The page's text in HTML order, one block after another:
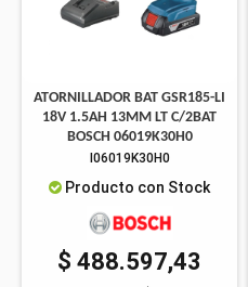
ATORNILLADOR BAT GSR185-LI
18V 1.5AH 13MM LT C/2BAT
BOSCH 06019K30H0
I06019K30H0
Producto con Stock
$ 488.597,43